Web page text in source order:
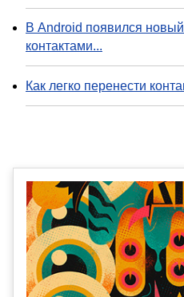
В Android появился
контактами...
Как легко перенести